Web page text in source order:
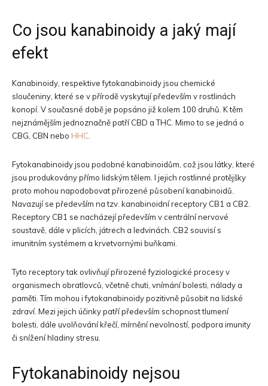
Co jsou kanabinoidy a jaký mají
efekt
Kanabinoidy, respektive fytokanabinoidy jsou chemické
sloučeniny, které se v přírodě vyskytují především v rostlinách
konopí. V současné době je popsáno již kolem 100 druhů. K těm
nejznámějším jednoznačně patří CBD a THC. Mimo to se jedná o
CBG, CBN nebo HHC
Fytokanabinoidy jsou podobné kanabinoidům, což jsou látky, které
jsou produkovány přímo lidským tělem. I jejich rostlinné protějšky
proto mohou napodobovat přirozené působení kanabinoidů.
Navazují se především na tzv. kanabinoidní receptory CB1 a CB2.
Receptory CB1 se nacházejí především v centrální nervové
soustavě, dále v plicích, játrech a ledvinách. CB2 souvisí s
imunitním systémem a krvetvornými buňkami.
Tyto receptory tak ovlivňují přirozené fyziologické procesy v
organismech obratlovců, včetně chuti, vnímání bolesti, nálady a
paměti. Tím mohou i fytokanabinoidy pozitivně působit na lidské
zdraví. Mezi jejich účinky patří především schopnost tlumení
bolesti, dále uvolňování křečí, mírnění nevolností, podpora imunity
či snížení hladiny stresu.
Fytokanabinoidy nejsou